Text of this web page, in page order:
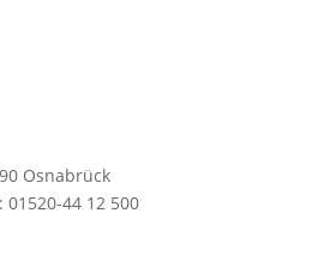
Osnabrück
01520-44 12 500